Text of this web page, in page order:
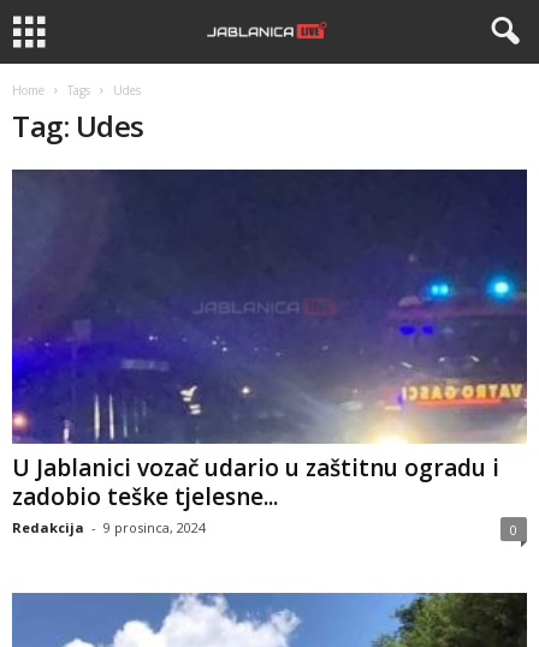
Home Tags Udes
Tag: Udes
U Jablanici vozač udario u zaštitnu ogradu i
zadobio teške tjelesne...
Redakcija - 9 prosinca, 2024 0